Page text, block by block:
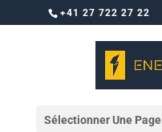
+41 27 722 27 22
Sélectionner Une Page